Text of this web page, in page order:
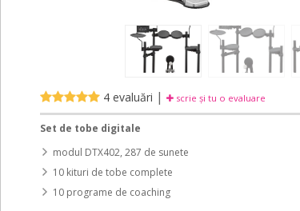
4 evaluări | scrie și tu o evaluare
Set de tobe digitale
modul DTX402, 287 de sunete
10 kituri de tobe complete
10 programe de coaching